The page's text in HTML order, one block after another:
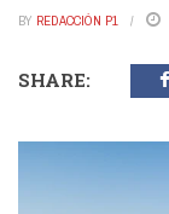
BY REDACCIÓN P1
SHARE: